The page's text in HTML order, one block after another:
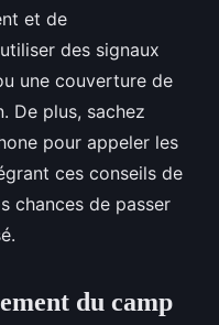
et de
des signaux
une couverture de
De plus, sachez
pour appeler les
ces conseils de
chances de passer
du camp